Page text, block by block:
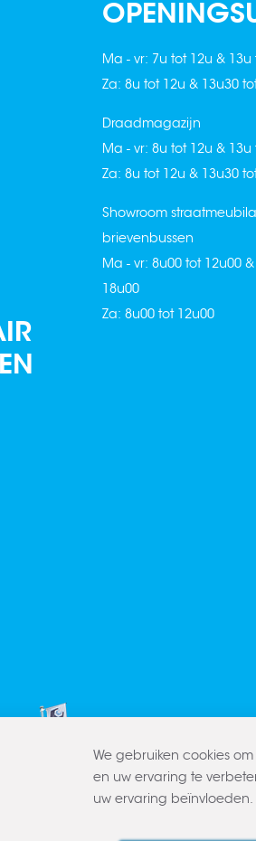
Ma - vr: 7u tot 12u & 13u
Za: 8u tot 12u & 13u30
Draadmagazijn
Ma - vr: 8u tot 12u & 13u
Za: 8u tot 12u & 13u30
Showroom
brievenbussen
Ma - vr: 8u00 tot 12u00
18u00
Za: 8u00 tot 12u00
We gebruiken cookies
en uw ervaring te
uw ervaring